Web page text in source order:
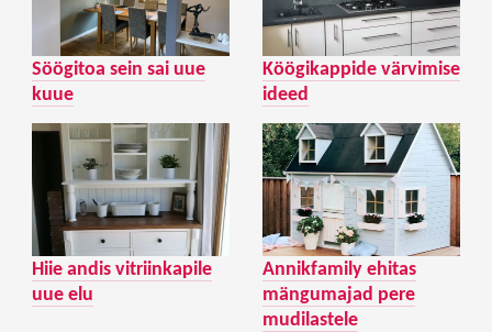
Söögitoa sein sai uue
kuue
Köögikappide värvimise
ideed
Hiie andis vitriinkapile
uue elu
Annikfamily ehitas
mängumajad pere
mudilastele